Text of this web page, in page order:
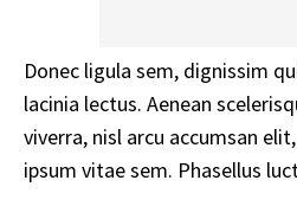
Donec ligula sem, dignissim
lacinia lectus. Aenean
viverra, nisl arcu accumsan
ipsum vitae sem. Phasellus